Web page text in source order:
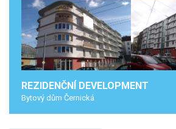
REZIDENČNÍ DEVELOPMENT
Bytový dům Černická